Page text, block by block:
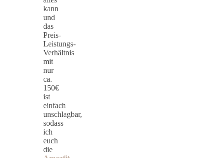
kann
und
das
Preis-
Leistungs-
Verhältnis
mit
nur
ca.
150€
ist
einfach
unschlagbar,
sodass
ich
euch
die